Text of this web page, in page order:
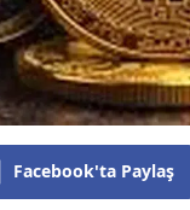
Facebook'ta Paylaş